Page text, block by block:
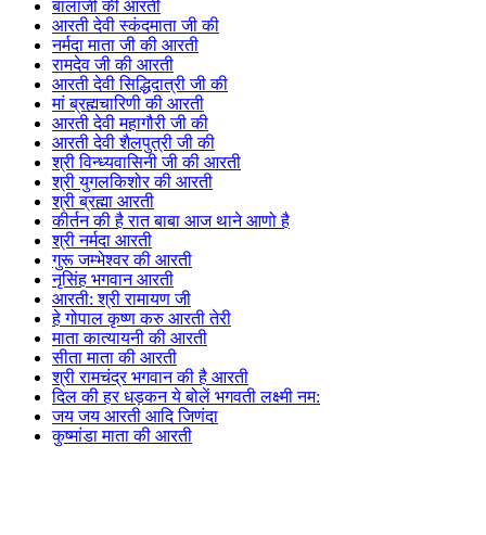
बालाजी की आरती
आरती देवी स्कंदमाता जी की
नर्मदा माता जी की आरती
रामदेव जी की आरती
आरती देवी सिद्धिदात्री जी की
मां ब्रह्मचारिणी की आरती
आरती देवी महागौरी जी की
आरती देवी शैलपुत्री जी की
श्री विन्ध्यवासिनी जी की आरती
श्री युगलकिशोर की आरती
श्री ब्रह्मा आरती
कीर्तन की है रात बाबा आज थाने आणो है
श्री नर्मदा आरती
गुरू जम्भेश्वर की आरती
नृसिंह भगवान आरती
आरती: श्री रामायण जी
हे गोपाल कृष्ण करु आरती तेरी
माता कात्यायनी की आरती
सीता माता की आरती
श्री रामचंद्र भगवान की है आरती
दिल की हर धड़कन ये बोलें भगवती लक्ष्मी नम:
जय जय आरती आदि जिणंदा
कुष्मांडा माता की आरती